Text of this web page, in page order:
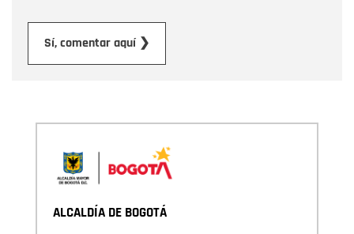
Sí, comentar aquí ❯
ALCALDÍA DE BOGOTÁ